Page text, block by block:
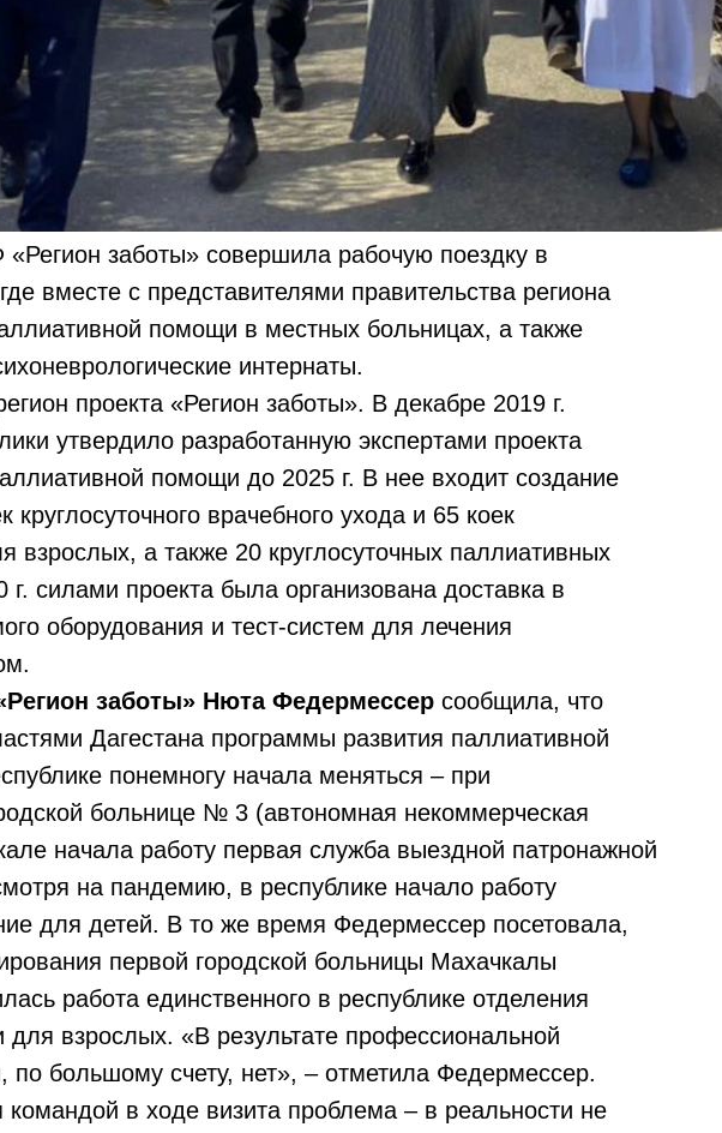
заботы» совершила рабочую поездку в
вместе с представителями правительства региона
помощи в местных больницах, а также
интернаты.
проекта «Регион заботы». В декабре 2019 г.
утвердило разработанную экспертами проекта
помощи до 2025 г. В нее входит создание
круглосуточного врачебного ухода и 65 коек
взрослых, а также 20 круглосуточных паллиативных
г. силами проекта была организована доставка в
оборудования и тест-систем для лечения
заботы» Нюта Федермессер сообщила, что
Дагестана программы развития паллиативной
понемногу начала меняться – при
больнице № 3 (автономная некоммерческая
начала работу первая служба выездной патронажной
на пандемию, в республике начало работу
для детей. В то же время Федермессер посетовала,
первой городской больницы Махачкалы
работа единственного в республике отделения
взрослых. «В результате профессиональной
по большому счету, нет», – отметила Федермессер.
в ходе визита проблема – в реальности не